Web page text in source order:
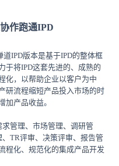
作跑通IPD
IPD版本是基于IPD的整体框
于将IPD这套先进的、成熟的
化，以帮助企业以客户为中
研流程缩短产品投入市场的时
加产品收益。
管理、市场管理、调研管
TR评审、决策评审、报告管
程化、规范化的集成产品开发